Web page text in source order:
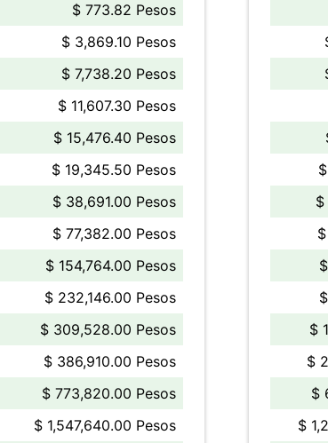
$ 773.82 Pesos
$ 3,869.10 Pesos
$ 7,738.20 Pesos
$ 11,607.30 Pesos
$ 15,476.40 Pesos
$ 19,345.50 Pesos
$ 38,691.00 Pesos
$ 77,382.00 Pesos
$ 154,764.00 Pesos
$ 232,146.00 Pesos
$ 309,528.00 Pesos
$ 386,910.00 Pesos
$ 773,820.00 Pesos
$ 1,547,640.00 Pesos
$
$
$
$
$